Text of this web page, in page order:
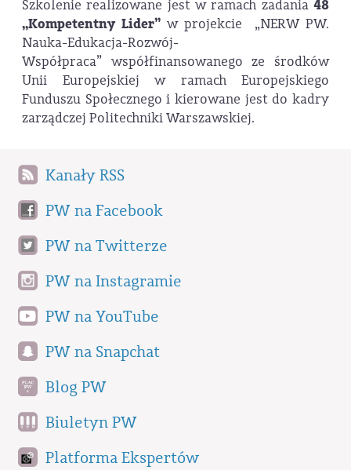
Szkolenie realizowane jest w ramach zadania 48
„Kompetentny Lider” w projekcie „NERW PW.
Nauka-Edukacja-Rozwój-
Współpraca” współfinansowanego ze środków
Unii Europejskiej w ramach Europejskiego
Funduszu Społecznego i kierowane jest do kadry
zarządczej Politechniki Warszawskiej.
Kanały RSS
PW na Facebook
PW na Twitterze
PW na Instagramie
PW na YouTube
PW na Snapchat
Blog PW
Biuletyn PW
Platforma Ekspertów